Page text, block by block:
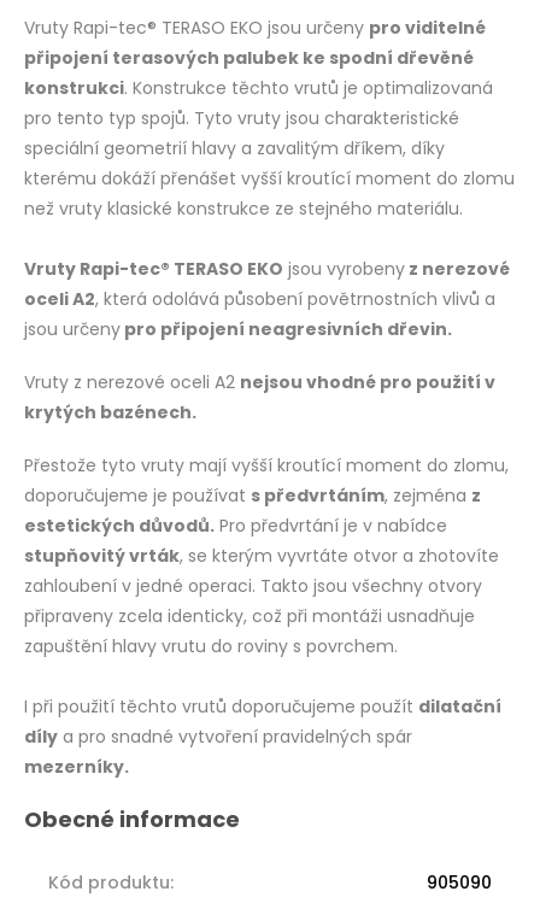
Vruty Rapi-tec® TERASO EKO jsou určeny pro viditelné
připojení terasových palubek ke spodní dřevěné
konstrukci. Konstrukce těchto vrutů je optimalizovaná
pro tento typ spojů. Tyto vruty jsou charakteristické
speciální geometrií hlavy a zavalitým dříkem, díky
kterému dokáží přenášet vyšší kroutící moment do zlomu
než vruty klasické konstrukce ze stejného materiálu.
Vruty Rapi-tec® TERASO EKO jsou vyrobeny z nerezové
oceli A2, která odolává působení povětrnostních vlivů a
jsou určeny pro připojení neagresivních dřevin.
Vruty z nerezové oceli A2 nejsou vhodné pro použití v
krytých bazénech.
Přestože tyto vruty mají vyšší kroutící moment do zlomu,
doporučujeme je používat s předvrtáním, zejména z
estetických důvodů. Pro předvrtání je v nabídce
stupňovitý vrták, se kterým vyvrtáte otvor a zhotovíte
zahloubení v jedné operaci. Takto jsou všechny otvory
připraveny zcela identicky, což při montáži usnadňuje
zapuštění hlavy vrutu do roviny s povrchem.
I při použití těchto vrutů doporučujeme použít dilatační
díly a pro snadné vytvoření pravidelných spár
mezerníky.
Kód produktu: 905090